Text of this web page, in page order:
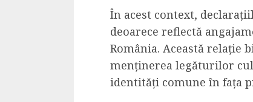
În acest context,
deoarece reflectă
România. Această relație
menținerea legăturilor
identități comune în fața
ALEXANDRU S. MAY